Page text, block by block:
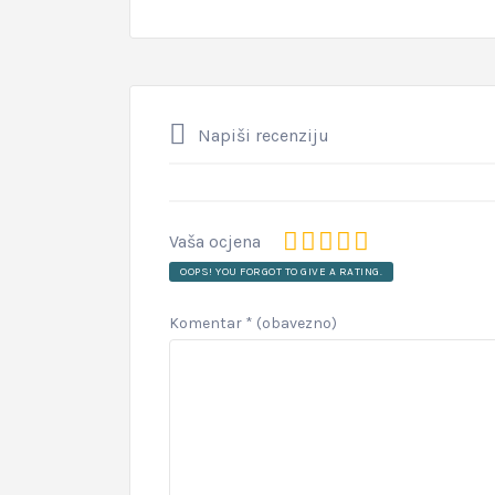
Napiši recenziju
Vaša ocjena
OOPS! YOU FORGOT TO GIVE A RATING.
Komentar * (obavezno)